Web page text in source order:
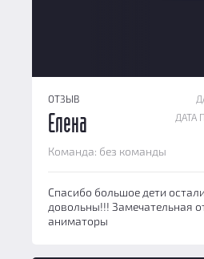
ОТЗЫВ
ДАТА
Елена
Команда: без команды
Спасибо большое дети
довольны!!! Замечательная
аниматоры